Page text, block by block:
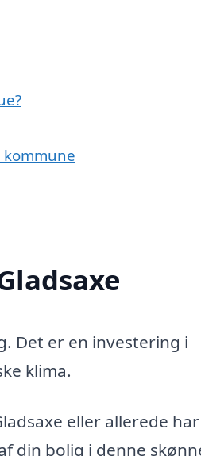
Det er en investering i
klima.
eller allerede
din bolig i denne